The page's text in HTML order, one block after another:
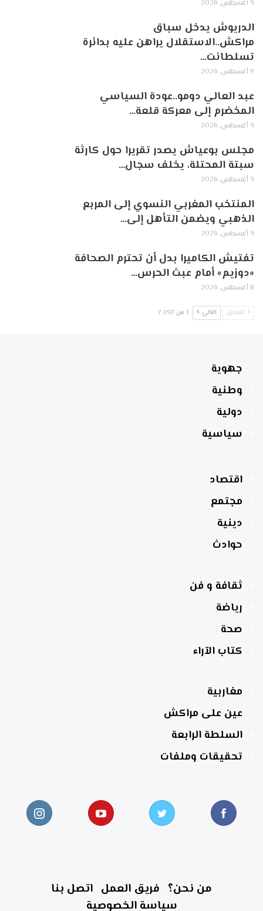
9 أغسطس, 2026
الدريوش يدخل سباق
مراكش..الاستقلال يراهن عليه بدائرة
تسلطانت…
9 أغسطس, 2026
عبد العالي دومو..عودة السياسي
المخضرم إلى معركة قلعة…
9 أغسطس, 2026
مجلس بوعياش يصدر تقريرا حول كارثة
سبتة المحتلة، يخلف سجال…
9 أغسطس, 2026
المنتخب المغربي النسوي إلى المربع
الذهبي ويضمن التأهل إلى…
9 أغسطس, 2026
تفتيش الكاميرا بدل أن تحترم الصحافة
«دوزيم» أمام عبث الحرس…
8 أغسطس, 2026
السابق التالي 1 من 7٬297
جهوية
وطنية
دولية
سياسية
اقتصاد
مجتمع
دينية
حوادث
ثقافة و فن
رياضة
صحة
كتاب الآراء
مغاربية
عين على مراكش
السلطة الرابعة
تحقيقات وملفات
من نحن؟ فريق العمل اتصل بنا
سياسة الخصوصية